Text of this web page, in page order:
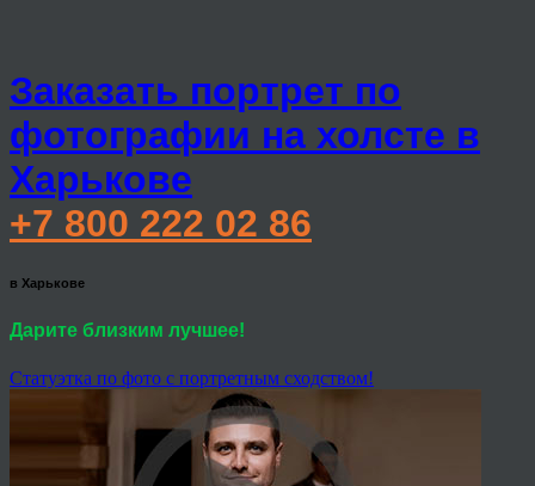
Заказать портрет по
фотографии на холсте в
Харькове
+7 800 222 02 86
в Харькове
Дарите близким лучшее!
Статуэтка по фото с портретным сходством!